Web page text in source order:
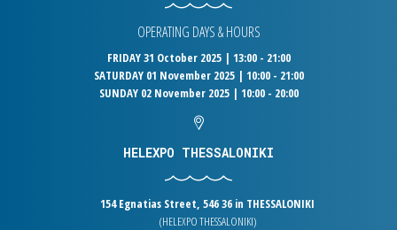
OPERATING DAYS & HOURS
FRIDAY 31 October 2025 | 13:00 - 21:00
SATURDAY 01 November 2025 | 10:00 - 21:00
SUNDAY 02 November 2025 | 10:00 - 20:00
HELEXPO THESSALONIKI
154 Egnatias Street, 546 36 in THESSALONIKI
(HELEXPO THESSALONIKI)